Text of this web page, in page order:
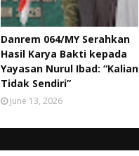
Danrem 064/MY Serahkan
Hasil Karya Bakti kepada
Yayasan Nurul Ibad: “Kalian
Tidak Sendiri”
June 13, 2026